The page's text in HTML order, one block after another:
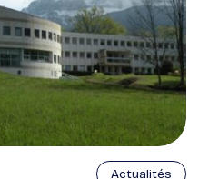
Actualités